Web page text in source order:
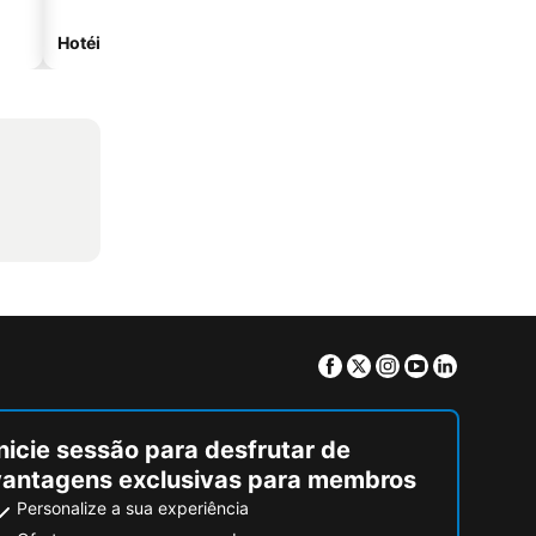
Hotéis na praia
Facebook
TwitterInstagram
Youtube
sessão para desfrutar de
exclusivas para membros
Personalize a sua experiência